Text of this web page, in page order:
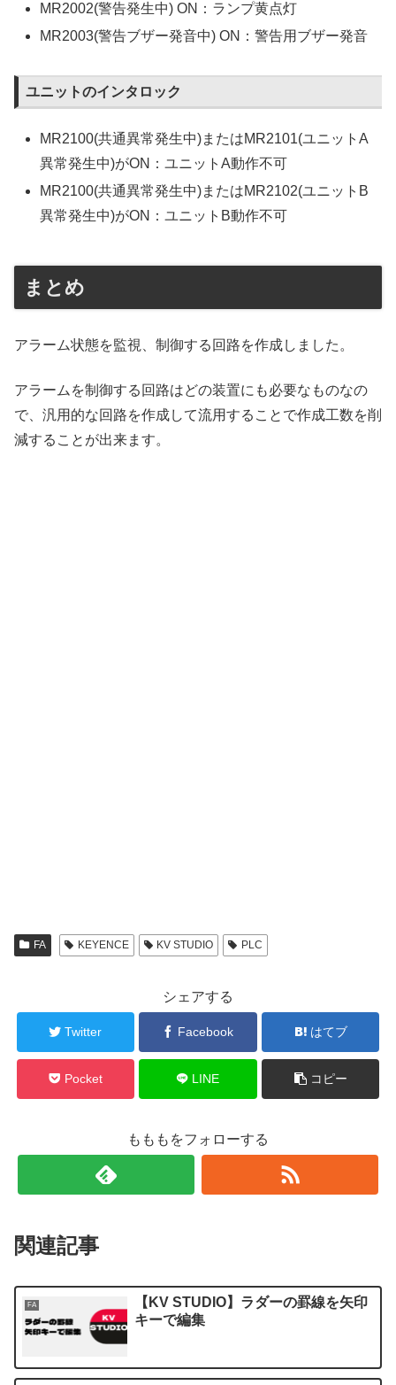
MR2002(警告発生中) ON：ランプ黄点灯
MR2003(警告ブザー発音中) ON：警告用ブザー発音
ユニットのインタロック
MR2100(共通異常発生中)またはMR2101(ユニットA
異常発生中)がON：ユニットA動作不可
MR2100(共通異常発生中)またはMR2102(ユニットB
異常発生中)がON：ユニットB動作不可
まとめ
アラーム状態を監視、制御する回路を作成しました。
アラームを制御する回路はどの装置にも必要なものなの
で、汎用的な回路を作成して流用することで作成工数を削
減することが出来ます。
FA KEYENCE KV STUDIO PLC
シェアする
Twitter Facebook はてブ
Pocket LINE コピー
もももをフォローする
関連記事
FA
【KV STUDIO】ラダーの罫線を矢印
キーで編集